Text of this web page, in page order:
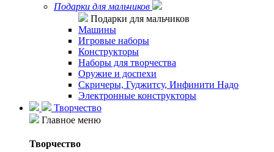
Подарки для мальчиков
Подарки для мальчиков
Машины
Игровые наборы
Конструкторы
Наборы для творчества
Оружие и доспехи
Скричеры, Гуджитсу, Инфинити Надо
Электронные конструкторы
Творчество
Главное меню
Творчество